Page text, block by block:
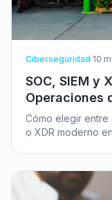
Ciberseguridad 10
SOC, SIEM y
Operaciones
Grandes
Cómo elegir entre
o XDR moderno